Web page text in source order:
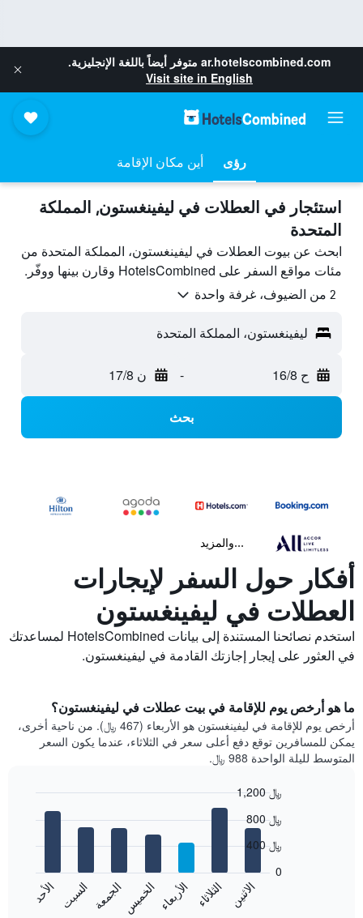
ar.hotelscombined.com متوفر أيضاً باللغة الإنجليزية.
Visit site in English
رؤى أين مكان الإقامة
استئجار في العطلات في ليفينغستون, المملكة
المتحدة
ابحث عن بيوت العطلات في ليفينغستون، المملكة المتحدة من
مئات مواقع السفر على HotelsCombined وقارن بينها ووفّر.
2 من الضيوف، غرفة واحدة
ليفينغستون، المملكة المتحدة
ح 16/8 - ن 17/8
بحث
...والمزيد
أفكار حول السفر لإيجارات
العطلات في ليفينغستون
استخدم نصائحنا المستندة إلى بيانات HotelsCombined لمساعدتك
في العثور على إيجار إجازتك القادمة في ليفينغستون.
ما هو أرخص يوم للإقامة في بيت عطلات في ليفينغستون؟
أرخص يوم للإقامة في ليفينغستون هو الأربعاء (467 ﷼). من ناحية أخرى،
يمكن للمسافرين توقع دفع أعلى سعر في الثلاثاء، عندما يكون السعر
المتوسط لليلة الواحدة 988 ﷼.
الاثنين الثلاثاء الأربعاء الخميسالجمعة السبت الأحد
0
400 ﷼
800 ﷼
1,200 ﷼